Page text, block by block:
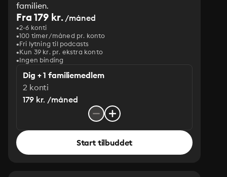
familien.
Fra 179 kr./måned
2-6 konti
100 timer/måned pr. konto
Fri lytning til podcasts
Kun 39 kr. pr. ekstra konto
Ingen binding
Dig + 1 familiemedlem
2 konti
179 kr. /måned
Start tilbuddet